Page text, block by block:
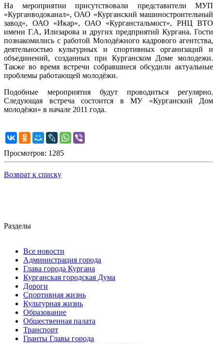
На мероприятии присутствовали представители МУП
«Курганводоканал», ОАО «Курганский машиностроительный
завод», ОАО «Икар», ОАО «Курганстальмост», РНЦ ВТО
имени Г.А, Илизарова и других предприятий Кургана. Гости
познакомились с работой Молодёжного кадрового агентства,
деятельностью культурных и спортивных организаций и
объединений, созданных при Курганском Доме молодежи.
Также во время встречи собравшиеся обсудили актуальные
проблемы работающей молодёжи.
Подобные мероприятия будут проводиться регулярно.
Следующая встреча состоится в МУ «Курганский Дом
молодёжи» в начале 2011 года.
Просмотров: 1285
Возврат к списку
Разделы
Все новости
Администрация города
Глава города Кургана
Курганская городская Дума
Дороги
Спортивная жизнь
Культурная жизнь
Образование
Общественная палата
Транспорт
Гранты Главы города